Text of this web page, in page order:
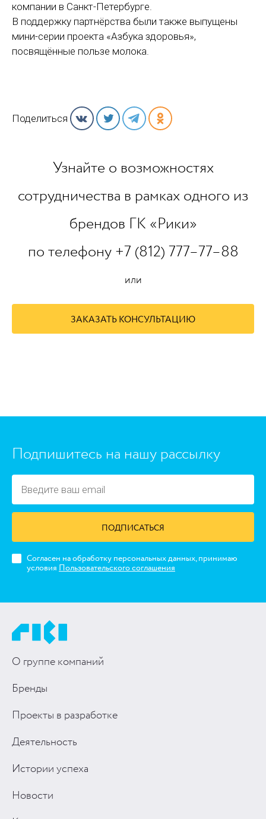
компании в Санкт-Петербурге.
В поддержку партнёрства были также выпущены
мини-серии проекта «Азбука здоровья»,
посвящённые пользе молока.
Поделиться
Узнайте о возможностях
сотрудничества в рамках одного из
брендов ГК «Рики»
по телефону +7 (812) 777–77–88
или
ЗАКАЗАТЬ КОНСУЛЬТАЦИЮ
Подпишитесь на нашу рассылку
ПОДПИСАТЬСЯ
Согласен на обработку персональных данных, принимаю
условия Пользовательского соглашения
О группе компаний
Бренды
Проекты в разработке
Деятельность
Истории успеха
Новости